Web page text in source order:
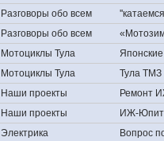
Разговоры обо всем
Разговоры обо всем
Мотоциклы Тула
Мотоциклы Тула
Тула ТМЗ
Наши проекты
Ремонт
Наши проекты
ИЖ-
Электрика
Вопрос